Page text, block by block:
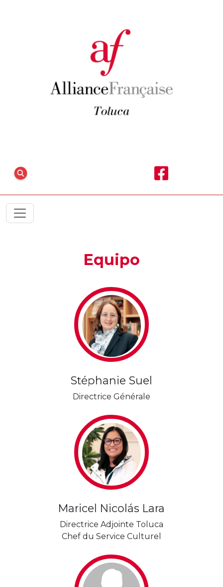
Equipo
Stéphanie Suel
Directrice Générale
Maricel Nicolás Lara
Directrice Adjointe Toluca
Chef du Service Culturel